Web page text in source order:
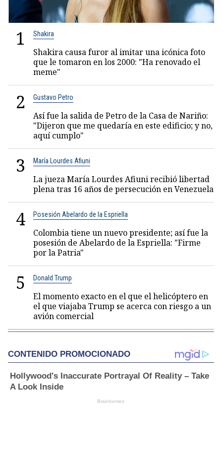
1 Shakira
Shakira causa furor al imitar una icónica foto
que le tomaron en los 2000: "Ha renovado el
meme"
2 Gustavo Petro
Así fue la salida de Petro de la Casa de Nariño:
"Dijeron que me quedaría en este edificio; y no,
aquí cumplo"
3 María Lourdes Afiuni
La jueza María Lourdes Afiuni recibió libertad
plena tras 16 años de persecución en Venezuela
4 Posesión Abelardo de la Espriella
Colombia tiene un nuevo presidente; así fue la
posesión de Abelardo de la Espriella: "Firme
por la Patria"
5 Donald Trump
El momento exacto en el que el helicóptero en
el que viajaba Trump se acerca con riesgo a un
avión comercial